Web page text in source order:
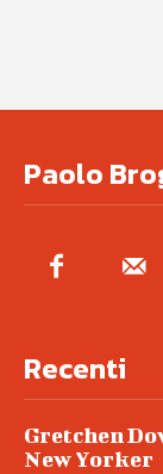
Paolo
Recenti
Gretchen
New Yorker